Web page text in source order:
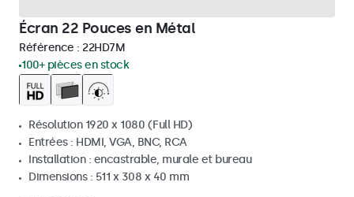
Écran 22 Pouces en Métal
Référence : 22HD7M
100+ pièces en stock
Résolution 1920 x 1080 (Full HD)
Entrées : HDMI, VGA, BNC, RCA
Installation : encastrable, murale et bureau
Dimensions : 511 x 308 x 40 mm